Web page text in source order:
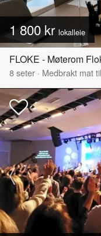
1 800 kr lokalleie
FLOKE - Møterom
8seter · Medbrakt mat